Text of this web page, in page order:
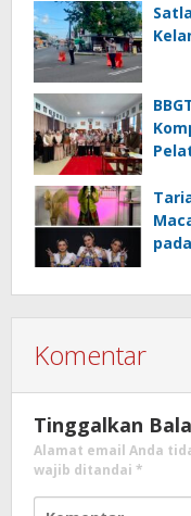
Komentar
Tinggalkan
Alamat email Anda
wajib ditandai *